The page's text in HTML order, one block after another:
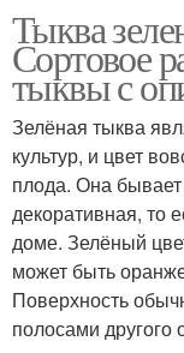
Тыква
Сортовое
тыквы с
Зелёная тыква
культур, и цвет
плода. Она
декоративная, то
доме. Зелёный
может быть
Поверхность
полосами другого